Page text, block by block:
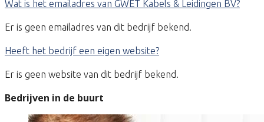
Wat is het emailadres van GWET Kabels & Leidingen BV?
Er is geen emailadres van dit bedrijf bekend.
Heeft het bedrijf een eigen website?
Er is geen website van dit bedrijf bekend.
Bedrijven in de buurt